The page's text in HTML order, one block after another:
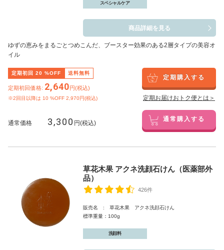
スペシャルケア
商品詳細を見る
ゆずの恵みをまるごとつめこんだ、ブースター効果のある2層タイプの美容オ
イル
定期初回 20 %OFF 送料無料
定期初回価格: 2,640円(税込)
※2回目以降は 10 %OFF 2,970円(税込)
定期購入する
定期お届けおトク便とは＞
通常価格 3,300 円(税込) 通常購入する
草花木果 アクネ洗顔石けん（医薬部外
品）
426件
販売名 : 草花木果 アクネ洗顔石けん
標準重量：100g
洗顔料